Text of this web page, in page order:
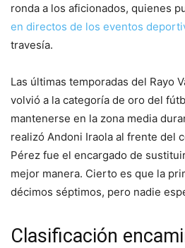
ronda a los aficionados, quienes
en directos de los eventos
travesía.
Las últimas temporadas del Rayo
volvió a la categoría de oro del
mantenerse en la zona media
realizó Andoni Iraola al frente del
Pérez fue el encargado de
mejor manera. Cierto es que la
décimos séptimos, pero nadie
Clasificación